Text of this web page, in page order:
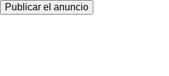
Publicar el anuncio